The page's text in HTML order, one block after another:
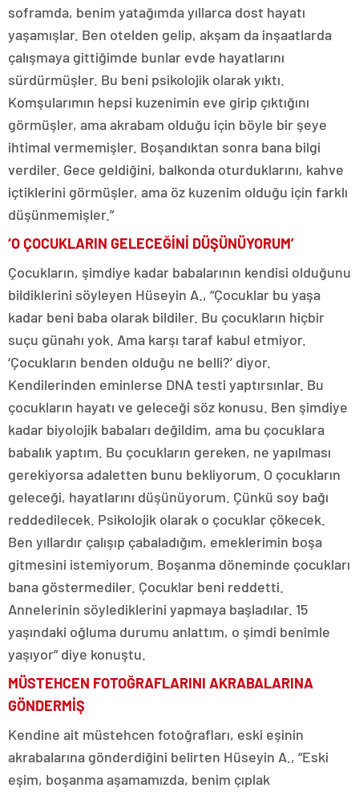
soframda, benim yatağımda yıllarca dost hayatı
yaşamışlar. Ben otelden gelip, akşam da inşaatlarda
çalışmaya gittiğimde bunlar evde hayatlarını
sürdürmüşler. Bu beni psikolojik olarak yıktı.
Komşularımın hepsi kuzenimin eve girip çıktığını
görmüşler, ama akrabam olduğu için böyle bir şeye
ihtimal vermemişler. Boşandıktan sonra bana bilgi
verdiler. Gece geldiğini, balkonda oturduklarını, kahve
içtiklerini görmüşler, ama öz kuzenim olduğu için farklı
düşünmemişler.”
‘O ÇOCUKLARIN GELECEĞİNİ DÜŞÜNÜYORUM’
Çocukların, şimdiye kadar babalarının kendisi olduğunu
bildiklerini söyleyen Hüseyin A., “Çocuklar bu yaşa
kadar beni baba olarak bildiler. Bu çocukların hiçbir
suçu günahı yok. Ama karşı taraf kabul etmiyor.
‘Çocukların benden olduğu ne belli?’ diyor.
Kendilerinden eminlerse DNA testi yaptırsınlar. Bu
çocukların hayatı ve geleceği söz konusu. Ben şimdiye
kadar biyolojik babaları değildim, ama bu çocuklara
babalık yaptım. Bu çocukların gereken, ne yapılması
gerekiyorsa adaletten bunu bekliyorum. O çocukların
geleceği, hayatlarını düşünüyorum. Çünkü soy bağı
reddedilecek. Psikolojik olarak o çocuklar çökecek.
Ben yıllardır çalışıp çabaladığım, emeklerimin boşa
gitmesini istemiyorum. Boşanma döneminde çocukları
bana göstermediler. Çocuklar beni reddetti.
Annelerinin söylediklerini yapmaya başladılar. 15
yaşındaki oğluma durumu anlattım, o şimdi benimle
yaşıyor” diye konuştu.
MÜSTEHCEN FOTOĞRAFLARINI AKRABALARINA
GÖNDERMİŞ
Kendine ait müstehcen fotoğrafları, eski eşinin
akrabalarına gönderdiğini belirten Hüseyin A., “Eski
eşim, boşanma aşamamızda, benim çıplak